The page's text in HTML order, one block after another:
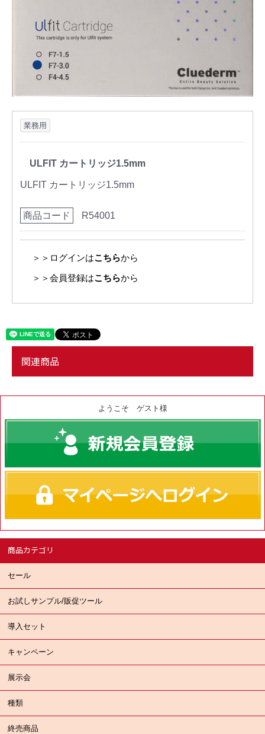
ようこそ ゲスト様
商品カテゴリ
セール
お試しサンプル/販促ツール
導入セット
キャンペーン
展示会
種類
終売商品
業務用
ULFIT カートリッジ1.5mm
ULFIT カートリッジ1.5mm
商品コード R54001
＞＞ログインはこちらから
＞＞会員登録はこちらから
関連商品